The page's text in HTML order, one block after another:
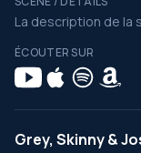
La description de la
ÉCOUTER SUR
Grey, Skinny &